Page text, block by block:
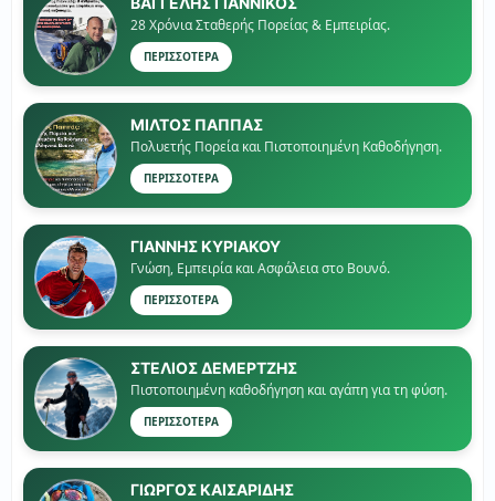
28 Χρόνια Σταθερής Πορείας & Εμπειρίας.
ΠΕΡΙΣΣΟΤΕΡΑ
ΜΙΛΤΟΣ ΠΑΠΠΑΣ
Πολυετής Πορεία και Πιστοποιημένη Καθοδήγηση.
ΠΕΡΙΣΣΟΤΕΡΑ
ΓΙΑΝΝΗΣ ΚΥΡΙΑΚΟΥ
Γνώση, Εμπειρία και Ασφάλεια στο Βουνό.
ΠΕΡΙΣΣΟΤΕΡΑ
ΣΤΕΛΙΟΣ ΔΕΜΕΡΤΖΗΣ
Πιστοποιημένη καθοδήγηση και αγάπη για τη φύση.
ΠΕΡΙΣΣΟΤΕΡΑ
ΓΙΏΡΓΟΣ ΚΑΙΣΑΡΙΔΗΣ